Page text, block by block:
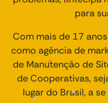
para
Com mais de 17
como agência de
de Manutenção de
de Cooperativas,
lugar do Brasil, a